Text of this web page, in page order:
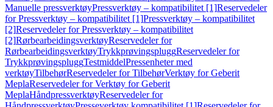
Manuelle pressverktøyPressverktøy – kompatibilitet [1]Reservedeler
for Pressverktøy – kompatibilitet [1]Pressverktøy – kompatibilitet
[2]Reservedeler for Pressverktøy – kompatibilitet
[2]RørbearbeidingsverktøyReservedeler for
RørbearbeidingsverktøyTrykkprøvingspluggReservedeler for
TrykkprøvingspluggTestmiddelPressenheter med
verktøyTilbehørReservedeler for TilbehørVerktøy for Geberit
MeplaReservedeler for Verktøy for Geberit
MeplaHåndpressverktøyReservedeler for